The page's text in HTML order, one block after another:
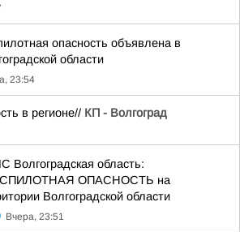
опасность объявлена в
области
23:54
в регионе// КП - Волгоград
Волгоградская область:
ОПАСНОСТЬ на
Волгоградской области
Вчера, 23:51